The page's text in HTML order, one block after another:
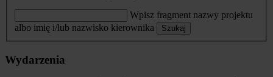
Wpisz fragment nazwy projektu
albo imię i/lub nazwisko kierownika
Szukaj
Wydarzenia